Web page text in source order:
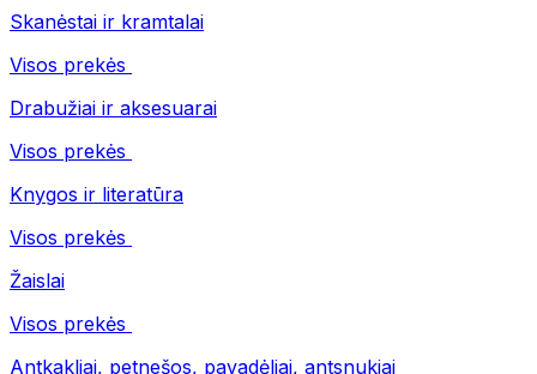
Skanėstai ir kramtalai
Visos prekės
Drabužiai ir aksesuarai
Visos prekės
Knygos ir literatūra
Visos prekės
Žaislai
Visos prekės
Antkakliai, petnešos, pavadėliai, antsnukiai